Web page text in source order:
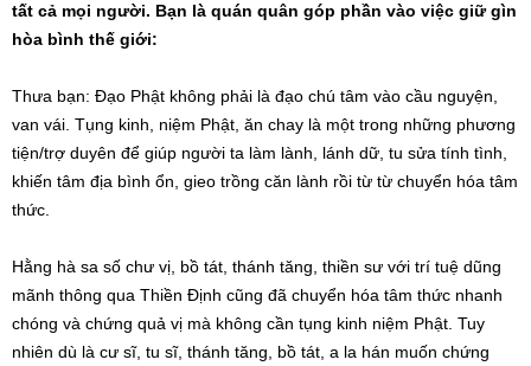
tất cả mọi người. Bạn là quán quân góp phần vào việc giữ gìn
hòa bình thế giới:
Thưa bạn: Đạo Phật không phải là đạo chú tâm vào cầu nguyện,
van vái. Tụng kinh, niệm Phật, ăn chay là một trong những phương
tiện/trợ duyên để giúp người ta làm lành, lánh dữ, tu sửa tính tình,
khiến tâm địa bình ổn, gieo trồng căn lành rồi từ từ chuyển hóa tâm
thức.
Hằng hà sa số chư vị, bồ tát, thánh tăng, thiền sư với trí tuệ dũng
mãnh thông qua Thiền Định cũng đã chuyển hóa tâm thức nhanh
chóng và chứng quả vị mà không cần tụng kinh niệm Phật. Tuy
nhiên dù là cư sĩ, tu sĩ, thánh tăng, bồ tát, a la hán muốn chứng